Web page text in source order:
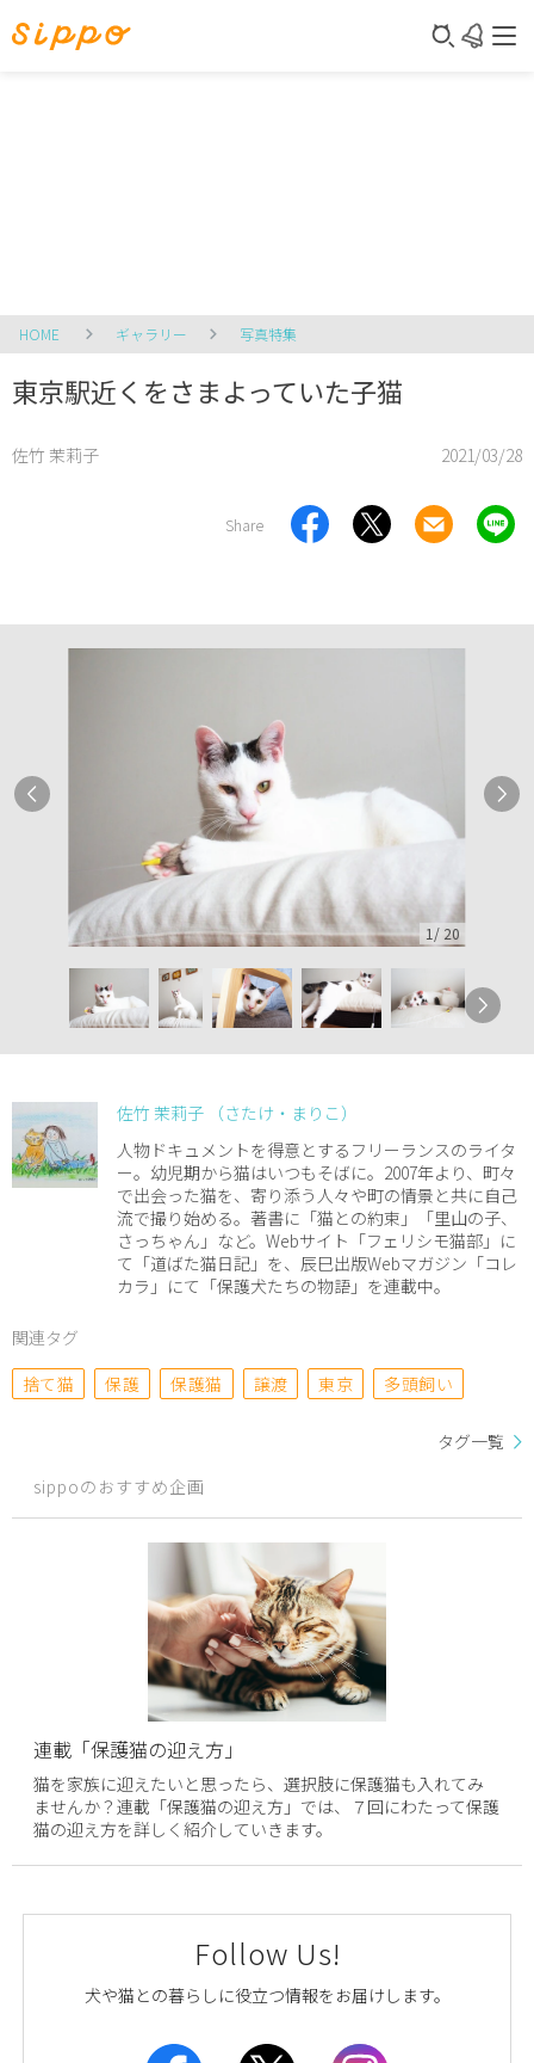
HOME ギャラリー 写真特集
東京駅近くをさまよっていた子猫
佐竹 茉莉子 2021/03/28
Share
1 / 20
佐竹 茉莉子 （さたけ・まりこ）
人物ドキュメントを得意とするフリーランスのライタ
ー。幼児期から猫はいつもそばに。2007年より、町々
で出会った猫を、寄り添う人々や町の情景と共に自己
流で撮り始める。著書に「猫との約束」「里山の子、
さっちゃん」など。Webサイト「フェリシモ猫部」に
て「道ばた猫日記」を、辰巳出版Webマガジン「コレ
カラ」にて「保護犬たちの物語」を連載中。
関連タグ
捨て猫
保護 保護猫 譲渡 東京 多頭飼い
タグ一覧
sippoのおすすめ企画
連載「保護猫の迎え方」
猫を家族に迎えたいと思ったら、選択肢に保護猫も入れてみ
ませんか？連載「保護猫の迎え方」では、７回にわたって保護
猫の迎え方を詳しく紹介していきます。
Follow Us!
犬や猫との暮らしに役立つ情報をお届けします。